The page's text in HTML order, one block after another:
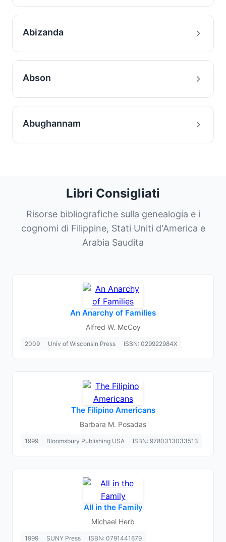
Abizanda
Abson
Abughannam
Libri Consigliati
Risorse bibliografiche sulla genealogia e i
cognomi di Filippine, Stati Uniti d'America e
Arabia Saudita
An Anarchy of Families
Alfred W. McCoy
2009 Univ of Wisconsin Press ISBN: 029922984X
The Filipino Americans
Barbara M. Posadas
1999 Bloomsbury Publishing USA ISBN: 9780313033513
All in the Family
Michael Herb
1999 SUNY Press ISBN: 0791441679